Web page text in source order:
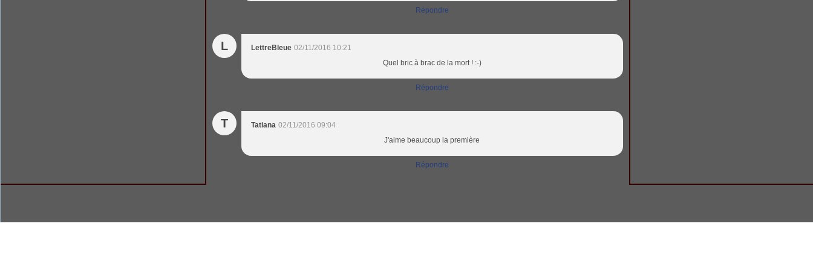
Répondre
L LettreBleue 02/11/2016 10:21
Quel bric à brac de la mort ! :-)
Répondre
T Tatiana 02/11/2016 09:04
J'aime beaucoup la première
Répondre